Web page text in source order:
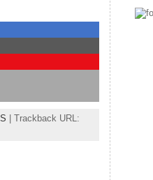
S | Trackback URL: